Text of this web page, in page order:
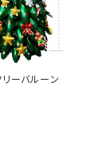
ーバルーン